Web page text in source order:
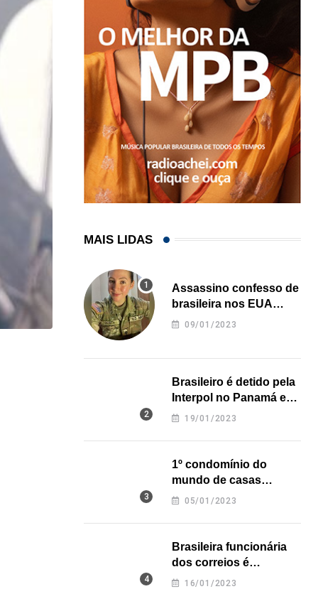
ARTE & CULTURA,ESTADOS UNIDOS
Novo museu de George Lucas abre em
MAIS LIDAS
Assassino confesso de
brasileira nos EUA
revela onde deixou o
09/01/2023
Brasileiro é detido pela
Interpol no Panamá e
pode pegar prisão
19/01/2023
1º condomínio do
mundo de casas
impressas em 3D é
05/01/2023
Brasileira funcionária
dos correios é
assassinada a facadas
16/01/2023